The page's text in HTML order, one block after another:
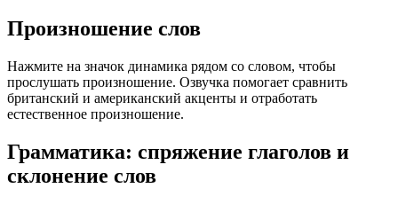
Произношение слов
Нажмите на значок динамика рядом со словом, чтобы
прослушать произношение. Озвучка помогает сравнить
британский и американский акценты и отработать
естественное произношение.
Грамматика: спряжение глаголов и
склонение слов